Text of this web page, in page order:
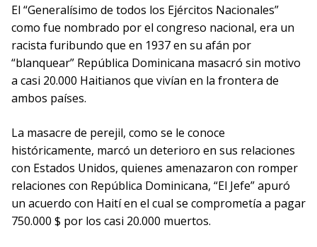
El “Generalísimo de todos los Ejércitos Nacionales”
como fue nombrado por el congreso nacional, era un
racista furibundo que en 1937 en su afán por
“blanquear” República Dominicana masacró sin motivo
a casi 20.000 Haitianos que vivían en la frontera de
ambos países.
La masacre de perejil, como se le conoce
históricamente, marcó un deterioro en sus relaciones
con Estados Unidos, quienes amenazaron con romper
relaciones con República Dominicana, “El Jefe” apuró
un acuerdo con Haití en el cual se comprometía a pagar
750.000 $ por los casi 20.000 muertos.